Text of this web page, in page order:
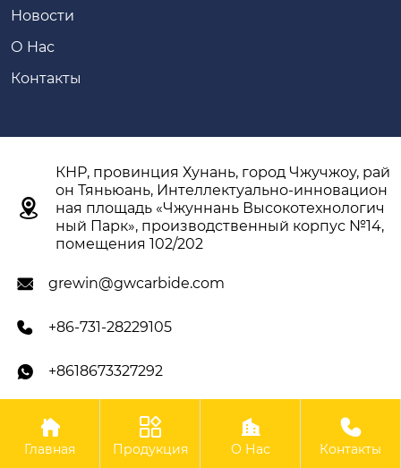
Новости
О Hас
Контакты

КНР, провинция Хунань, город Чжучжоу, рай
он Тяньюань, Интеллектуально-инновацион
ная площадь «Чжуннань Высокотехнологич
ный Парк», производственный корпус №14,
помещения 102/202
 grewin@gwcarbide.com
 +86-731-28229105
 +8618673327292
Авторское право ©ООО Чжучжоу Гэвэй
Твердосплавные Инструменты

Главная

Продукция

О Нас

Контакты